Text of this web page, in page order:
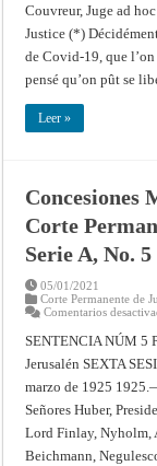
Couvreur, Juge ad
Justice (*)
de Covid-19, que
pensé qu’on pût se
Leer »
Concesiones
Corte
Serie A, No. 5
05/01/2021
Corte Permanente de
Comentarios
SENTENCIA NÚM 5
Jerusalén SEXTA
marzo de 1925
Señores Huber,
Lord Finlay, Nyholm,
Beichmann,